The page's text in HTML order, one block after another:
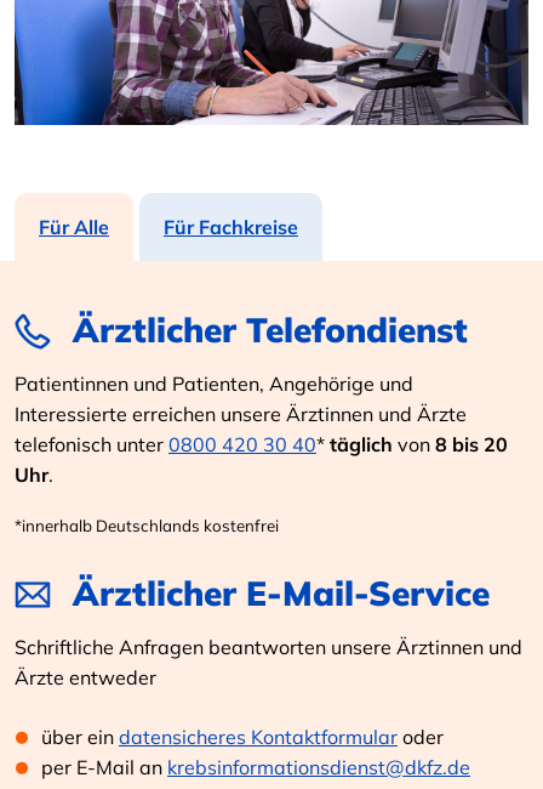
Für Alle Für Fachkreise
Ärztlicher Telefondienst
Patientinnen und Patienten, Angehörige und
Interessierte erreichen unsere Ärztinnen und Ärzte
telefonisch unter 0800 420 30 40* täglich von 8 bis 20
Uhr.
*innerhalb Deutschlands kostenfrei
Ärztlicher E-Mail-Service
Schriftliche Anfragen beantworten unsere Ärztinnen und
Ärzte entweder
über ein datensicheres Kontaktformular oder
per E-Mail an krebsinformationsdienst@dkfz.de